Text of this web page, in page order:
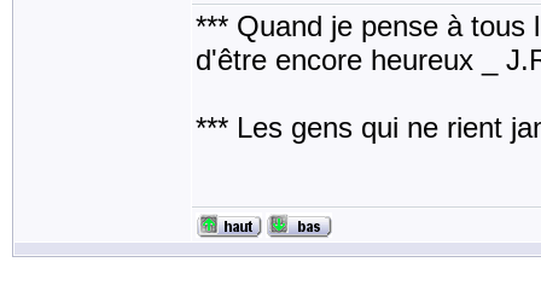
*** Quand je pense à tous
d'être encore heureux _
*** Les gens qui ne rient